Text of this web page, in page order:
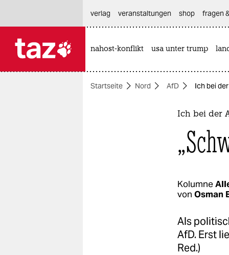
themen
verlag
veranstaltungen shop fragen
nahost-konflikt usa unter trump
Startseite Nord AfD Ich bei
Ich bei der
Kolumne
von Osman
Als
AfD. Erst
Red.)